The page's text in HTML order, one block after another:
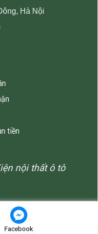
Hà Nội
tiền
nội thất ô tô
OTOSAFE
Facebook